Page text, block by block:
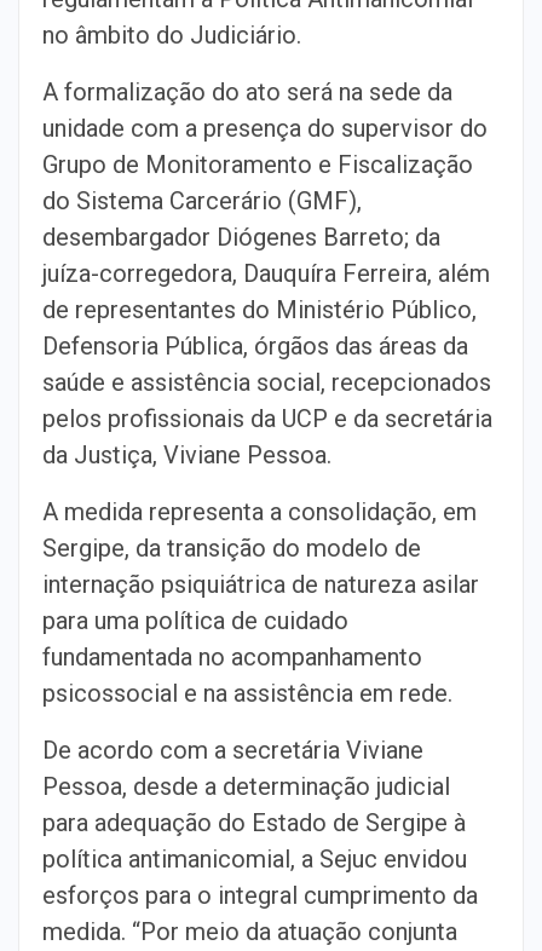
no âmbito do Judiciário.
A formalização do ato será na sede da
unidade com a presença do supervisor do
Grupo de Monitoramento e Fiscalização
do Sistema Carcerário (GMF),
desembargador Diógenes Barreto; da
juíza-corregedora, Dauquíra Ferreira, além
de representantes do Ministério Público,
Defensoria Pública, órgãos das áreas da
saúde e assistência social, recepcionados
pelos profissionais da UCP e da secretária
da Justiça, Viviane Pessoa.
A medida representa a consolidação, em
Sergipe, da transição do modelo de
internação psiquiátrica de natureza asilar
para uma política de cuidado
fundamentada no acompanhamento
psicossocial e na assistência em rede.
De acordo com a secretária Viviane
Pessoa, desde a determinação judicial
para adequação do Estado de Sergipe à
política antimanicomial, a Sejuc envidou
esforços para o integral cumprimento da
medida. “Por meio da atuação conjunta